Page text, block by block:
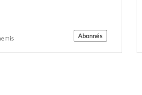
Abonnés